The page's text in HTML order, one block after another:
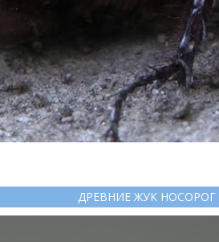
ДРЕВНИЕ ЖУК НОСОРОГ